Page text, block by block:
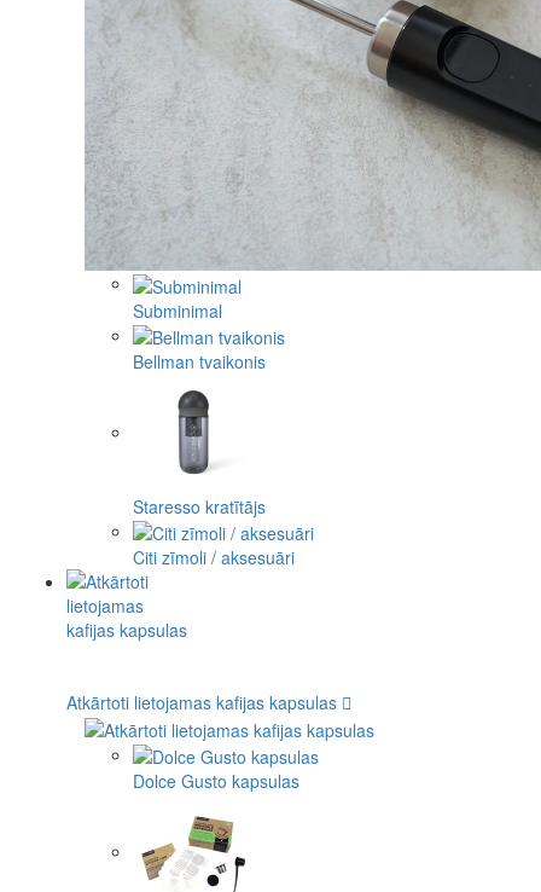
Subminimal
Bellman tvaikonis
Staresso kratītājs
Citi zīmoli / aksesuāri
Atkārtoti lietojamas kafijas kapsulas
Dolce Gusto kapsulas